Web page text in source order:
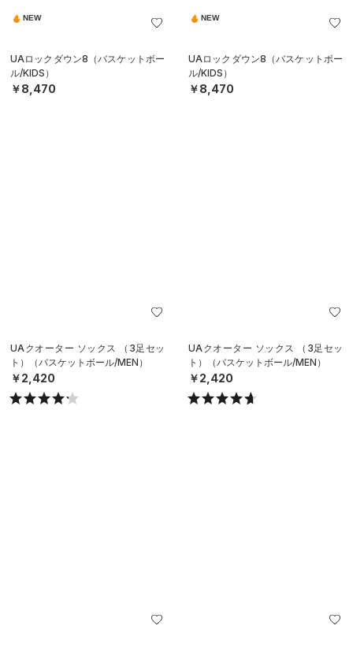
NEW
UAロックダウン8（バスケットボー
ル/KIDS）
￥8,470
NEW
UAロックダウン8（バスケットボー
ル/KIDS）
￥8,470
UAクオーター ソックス （3足セッ
ト）（バスケットボール/MEN）
￥2,420
UAクオーター ソックス （3足セッ
ト）（バスケットボール/MEN）
￥2,420